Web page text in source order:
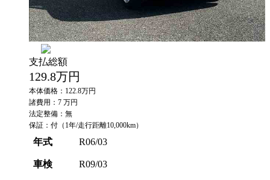
支払総額
129.8万円
本体価格：122.8万円
諸費用：7 万円
法定整備：無
保証：付（1年/走行距離10,000km）
年式 R06/03
車検 R09/03